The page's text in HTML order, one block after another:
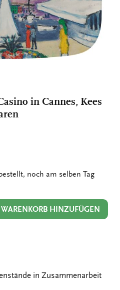
in Cannes, Kees
noch am selben Tag
HINZUFÜGEN
in Zusammenarbeit